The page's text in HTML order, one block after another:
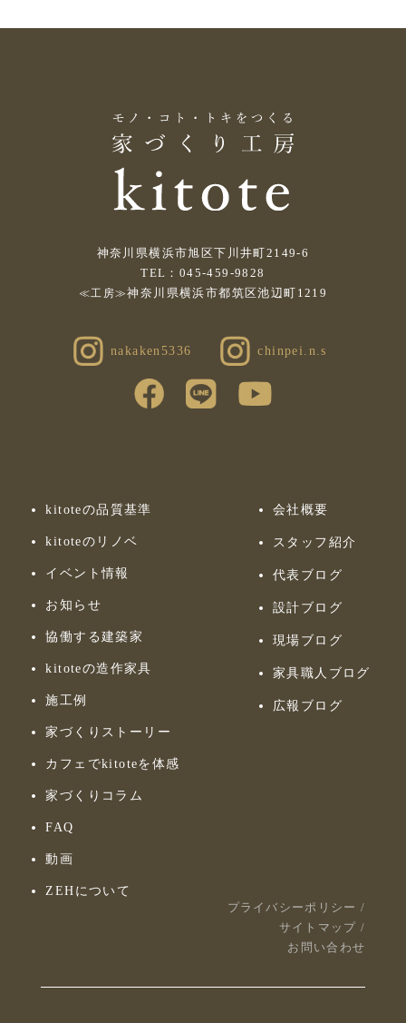
神奈川県横浜市旭区下川井町2149-6
TEL：045-459-9828
≪工房≫神奈川県横浜市都筑区池辺町1219
nakaken5336 chinpei.n.s
kitoteの品質基準
kitoteのリノベ
イベント情報
お知らせ
協働する建築家
kitoteの造作家具
施工例
家づくりストーリー
カフェでkitoteを体感
家づくりコラム
FAQ
動画
ZEHについて
会社概要
スタッフ紹介
代表ブログ
設計ブログ
現場ブログ
家具職人ブログ
広報ブログ
プライバシーポリシー /
サイトマップ /
お問い合わせ